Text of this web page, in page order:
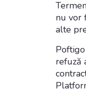
nu vor
alte
refuză